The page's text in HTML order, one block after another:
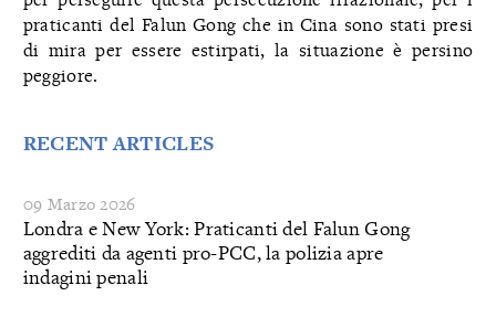
praticanti del Falun Gong che in Cina sono stati presi
di mira per essere estirpati, la situazione è persino
peggiore.
RECENT ARTICLES
09 Marzo 2026
Londra e New York: Praticanti del Falun Gong
aggrediti da agenti pro-PCC, la polizia apre
indagini penali